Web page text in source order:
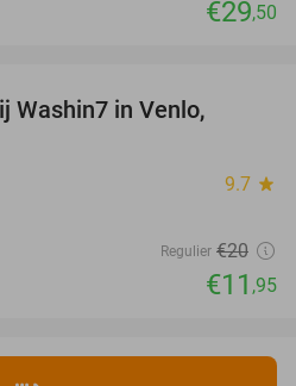
€29,50
Washin7 in Venlo,
9.7 star
Regulier €20
€11 ,95